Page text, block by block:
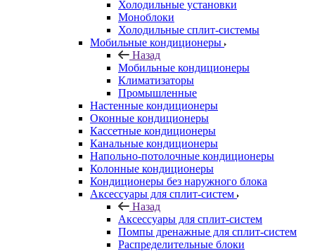
Холодильные установки
Моноблоки
Холодильные сплит-системы
Мобильные кондиционеры
Назад
Мобильные кондиционеры
Климатизаторы
Промышленные
Настенные кондиционеры
Оконные кондиционеры
Кассетные кондиционеры
Канальные кондиционеры
Напольно-потолочные кондиционеры
Колонные кондиционеры
Кондиционеры без наружного блока
Аксессуары для сплит-систем
Назад
Аксессуары для сплит-систем
Помпы дренажные для сплит-систем
Распределительные блоки